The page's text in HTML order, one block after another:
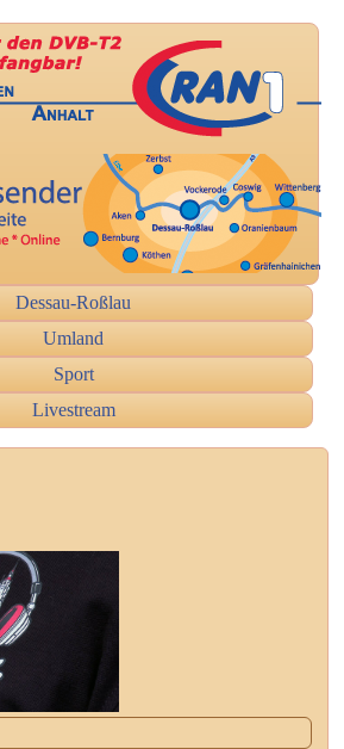
Dessau-Roßlau
Umland
Sport
Livestream